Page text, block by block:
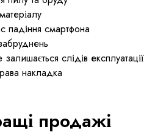
падіння смартфона
слідів експлуатації
накладка
продажі